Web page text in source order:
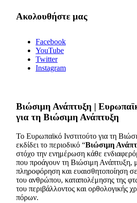
Ακολουθήστε μας
Facebook
YouTube
Twitter
Instagram
Bιώσιμη Ανάπτυξη |
για τη Βιώσιμη Ανάπτυξη
Το Ευρωπαϊκό Ινστιτούτο για τη
εκδίδει το περιοδικό “Βιώσιμη
στόχο την ενημέρωση κάθε
που προάγουν τη Βιώσιμη Ανάπτυξη,
πληροφόρηση και ευαισθητοποίηση
του ανθρώπου, καταπολέμησης της
του περιβάλλοντος και ορθολογικής
πόρων.